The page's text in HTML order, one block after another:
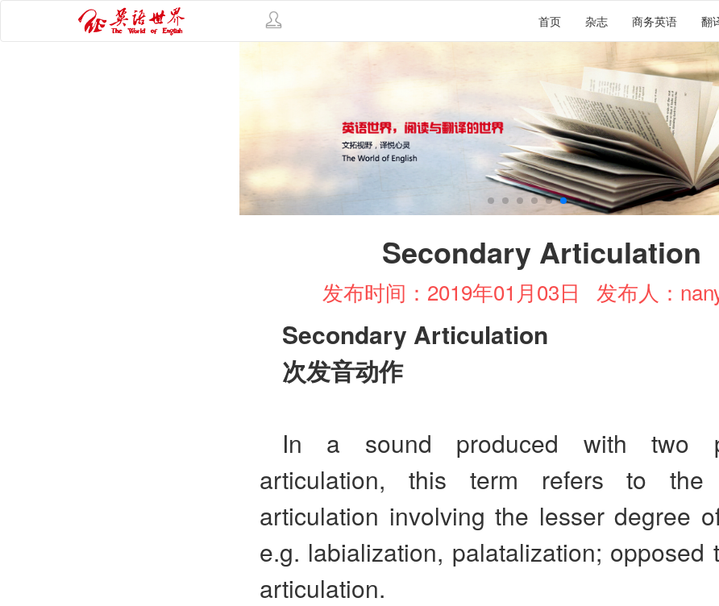
首页 杂志 商务英语 翻
Secondary Articulation
发布时间：2019年01月03日 发布人：
Secondary Articulation
次发音动作
In a sound produced with two
articulation, this term refers to
articulation involving the lesser degree
e.g. labialization, palatalization; opposed
articulation.